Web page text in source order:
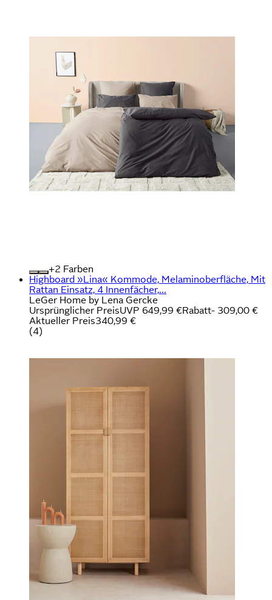
+
Farben
Highboard »Lina« Kommode, Melaminoberfläche, Mit
Rattan Einsatz, 4 Innenfächer,...
LeGer Home by Lena Gercke
Ursprünglicher PreisUVP 649,99 €Rabatt- 309,00 €
Aktueller Preis340,99 €
(4)